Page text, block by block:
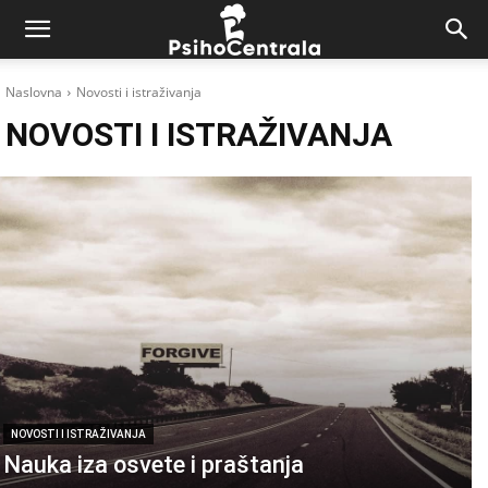
Naslovna Novosti i istraživanja
NOVOSTI I ISTRAŽIVANJA
NOVOSTI I ISTRAŽIVANJA
Nauka iza osvete i praštanja